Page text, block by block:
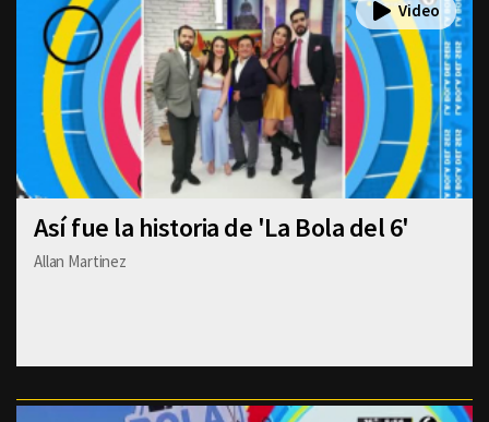
Así fue la historia de 'La Bola del 6'
Allan Martinez